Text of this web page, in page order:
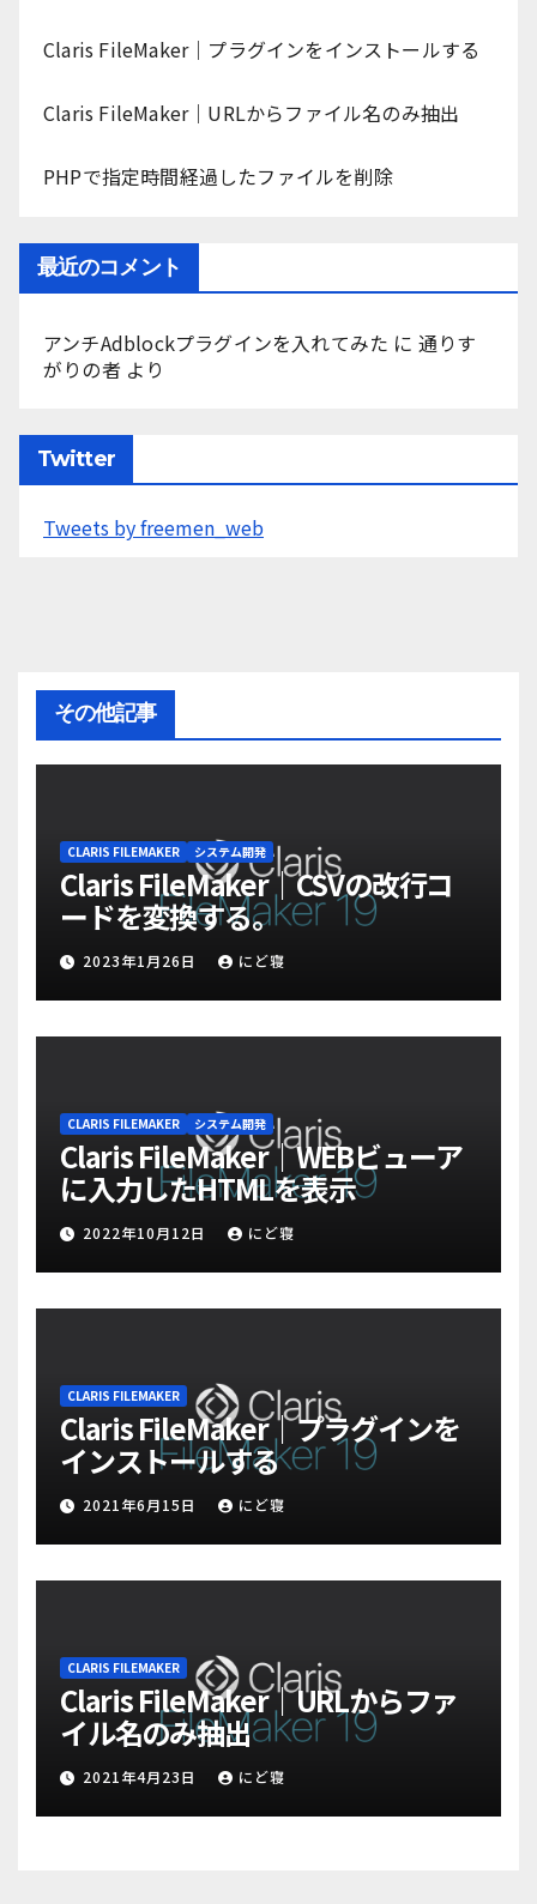
Claris FileMaker｜プラグインをインストールする
Claris FileMaker｜URLからファイル名のみ抽出
PHPで指定時間経過したファイルを削除
最近のコメント
アンチAdblockプラグインを入れてみた に 通りす
がりの者 より
Twitter
Tweets by freemen_web
その他記事
CLARIS FILEMAKER システム開発
Claris FileMaker｜CSVの改行コ
ードを変換する。
2023年1月26日 にど寝
CLARIS FILEMAKER システム開発
Claris FileMaker｜WEBビューア
に入力したHTMLを表示
2022年10月12日 にど寝
CLARIS FILEMAKER
Claris FileMaker｜プラグインを
インストールする
2021年6月15日 にど寝
CLARIS FILEMAKER
Claris FileMaker｜URLからファ
イル名のみ抽出
2021年4月23日 にど寝